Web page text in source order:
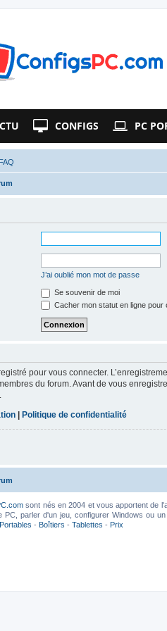
CONFIGS PC
FAQ
J’ai oublié mon mot de passe
Se souvenir de moi
Cacher mon statut en ligne pour
pour vous connecter.
du forum. Avant de vous
| Politique de confidentialité
sont nés en 2004 et vous apportent de
PC, parler d'un jeu, configurer Windows ou
Portables - Boîtiers - Tablettes - Prix